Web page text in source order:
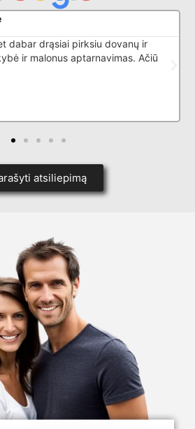
pirksiu dovanų ir
aptarnavimas. Ačiū
Puikiai išmano
atsiliepimą